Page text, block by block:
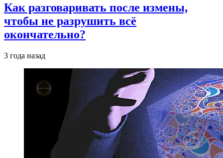
Как разговаривать после измены,
чтобы не разрушить всё
окончательно?
3 года назад